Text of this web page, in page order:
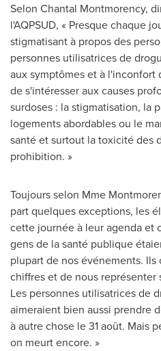
Selon Chantal Montmorency,
l'AQPSUD, « Presque chaque
stigmatisant à propos des
personnes utilisatrices de
aux symptômes et à
de s'intéresser aux causes
surdoses : la stigmatisation, la
logements abordables ou le
santé et surtout la toxicité des
prohibition. »
Toujours selon Mme
part quelques exceptions, les
cette journée à leur agenda et
gens de la santé publique
plupart de nos événements.
chiffres et de nous
Les personnes utilisatrices de
aimeraient bien aussi prendre
à autre chose le 31 août. Mais
on meurt encore. »